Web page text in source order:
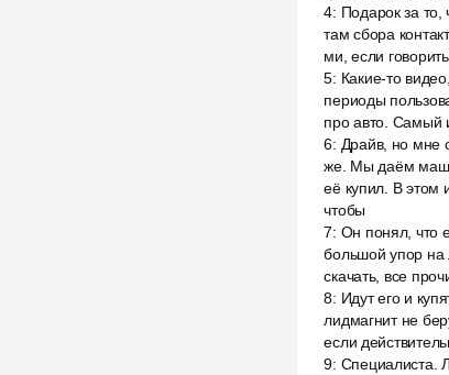
4: Подарок за то,
там сбора
ми, если
5: Какие-то
периоды
про авто. Самый
6: Драйв, но мне
же. Мы даём
её купил. В этом
чтобы
7: Он понял, что
большой упор на
скачать, все
8: Идут его и
лидмагнит не
если
9: Специалиста.